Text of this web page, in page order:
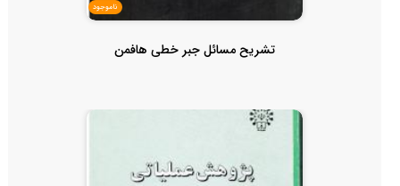
ناموجود
تشریح مسائل جبر خطی هافمن